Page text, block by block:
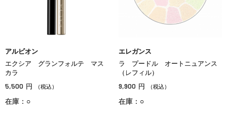
アルビオン
エクシア グランフォルテ マス
カラ
5,500 円 （税込）
在庫：○
エレガンス
ラ プードル オートニュアンス
（レフィル）
9,900 円 （税込）
在庫：○